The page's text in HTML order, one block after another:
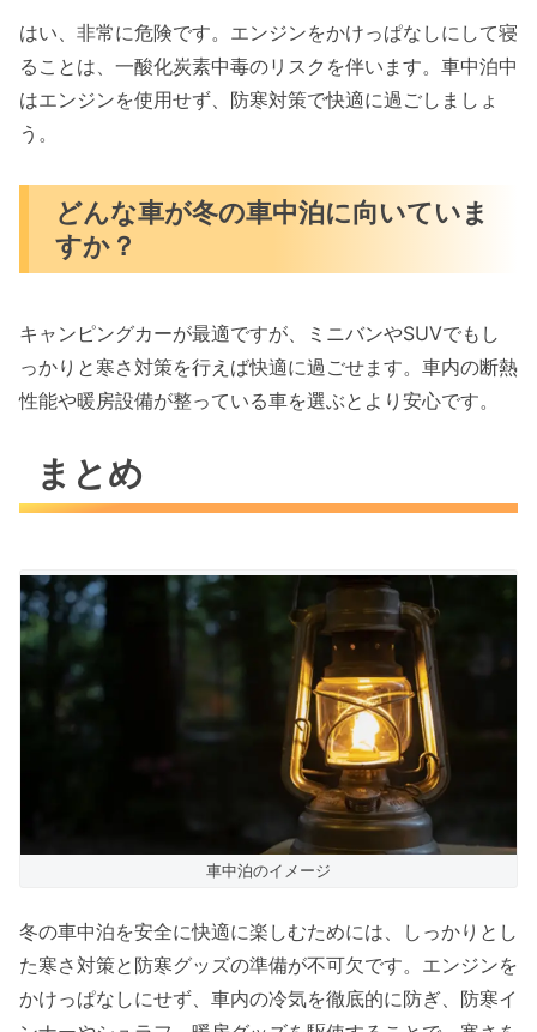
はい、非常に危険です。エンジンをかけっぱなしにして寝
ることは、一酸化炭素中毒のリスクを伴います。車中泊中
はエンジンを使用せず、防寒対策で快適に過ごしましょ
う。
どんな車が冬の車中泊に向いていま
すか？
キャンピングカーが最適ですが、ミニバンやSUVでもし
っかりと寒さ対策を行えば快適に過ごせます。車内の断熱
性能や暖房設備が整っている車を選ぶとより安心です。
まとめ
車中泊のイメージ
冬の車中泊を安全に快適に楽しむためには、しっかりとし
た寒さ対策と防寒グッズの準備が不可欠です。エンジンを
かけっぱなしにせず、車内の冷気を徹底的に防ぎ、防寒イ